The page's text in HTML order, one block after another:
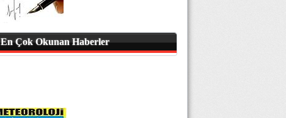
En Çok Okunan Haberler